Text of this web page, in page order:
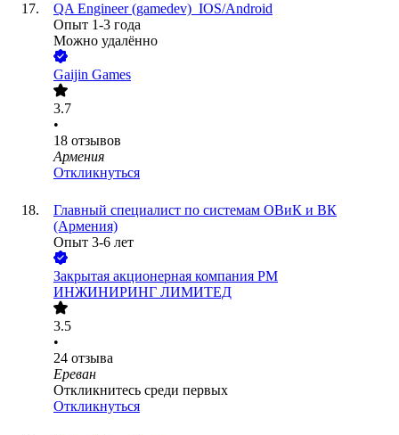
QA Engineer (gamedev)_IOS/Android
Опыт 1-3 года
Можно удалённо
Gaijin Games
3.7
•
18 отзывов
Армения
Откликнуться
Главный специалист по системам ОВиК и ВК
(Армения)
Опыт 3-6 лет
Закрытая акционерная компания РМ
ИНЖИНИРИНГ ЛИМИТЕД
3.5
•
24 отзыва
Ереван
Откликнитесь среди первых
Откликнуться